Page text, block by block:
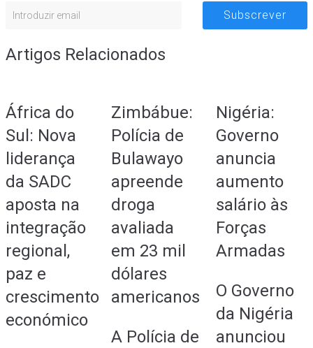
Subscrever
Artigos Relacionados
África do
Sul: Nova
liderança
da SADC
aposta na
integração
regional,
paz e
crescimento
económico
Zimbábue:
Polícia de
Bulawayo
apreende
droga
avaliada
em 23 mil
dólares
americanos
A Polícia de
Nigéria:
Governo
anuncia
aumento
salário às
Forças
Armadas
O Governo
da Nigéria
anunciou